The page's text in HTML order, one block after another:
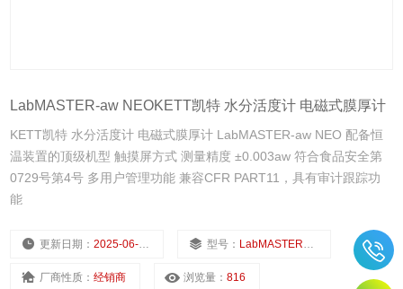
LabMASTER-aw NEOKETT凯特 水分活度计 电磁式膜厚计
KETT凯特 水分活度计 电磁式膜厚计 LabMASTER-aw NEO 配备恒
温装置的顶级机型 触摸屏方式 测量精度 ±0.003aw 符合食品安全第
0729号第4号 多用户管理功能 兼容CFR PART11，具有审计跟踪功
能
更新日期：2025-06-30 型号： LabMASTER-aw NEO
厂商性质：经销商 浏览量：816